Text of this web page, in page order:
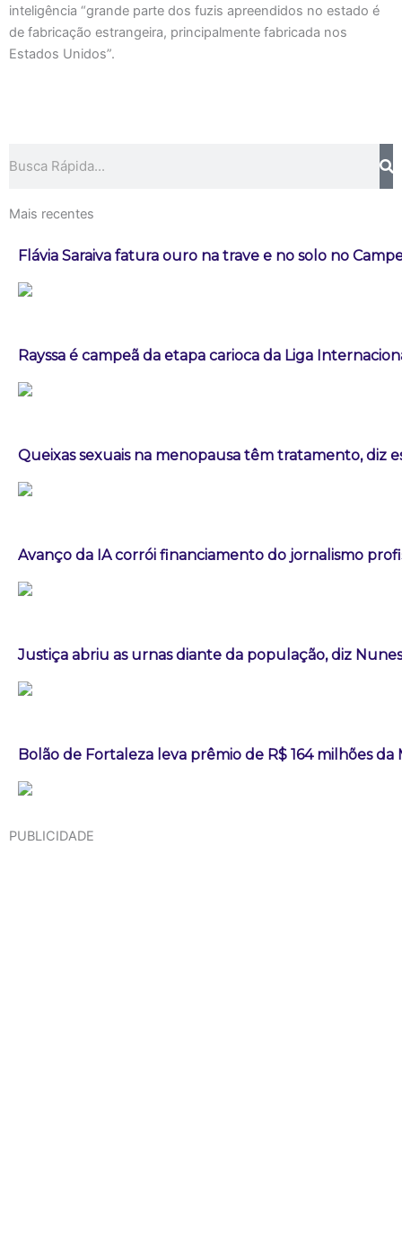
inteligência “grande parte dos fuzis apreendidos no estado é
de fabricação estrangeira, principalmente fabricada nos
Estados Unidos”.
Mais recentes
Flávia Saraiva fatura ouro na trave e no solo no
Rayssa é campeã da etapa carioca da Liga
Queixas sexuais na menopausa têm tratamento, diz
Avanço da IA corrói financiamento do jornalismo
Justiça abriu as urnas diante da população, diz
Bolão de Fortaleza leva prêmio de R$ 164 milhões da
PUBLICIDADE